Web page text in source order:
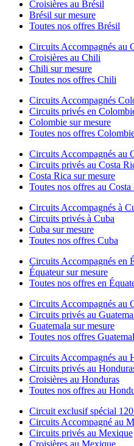
Croisières au Brésil
Brésil sur mesure
Toutes nos offres Brésil
Circuits Accompagnés au
Croisières au Chili
Chili sur mesure
Toutes nos offres Chili
Circuits Accompagnés
Circuits privés en
Colombie sur mesure
Toutes nos offres
Circuits Accompagnés au
Circuits privés au Costa
Costa Rica sur mesure
Toutes nos offres au Costa
Circuits Accompagnés à
Circuits privés à Cuba
Cuba sur mesure
Toutes nos offres Cuba
Circuits Accompagnés en
Équateur sur mesure
Toutes nos offres en
Circuits Accompagnés au
Circuits privés au
Guatemala sur mesure
Toutes nos offres
Circuits Accompagnés au
Circuits privés au
Croisières au Honduras
Toutes nos offres au
Circuit exclusif spécial 120
Circuits Accompagné au
Circuits privés au Mexique
Croisières au Mexique